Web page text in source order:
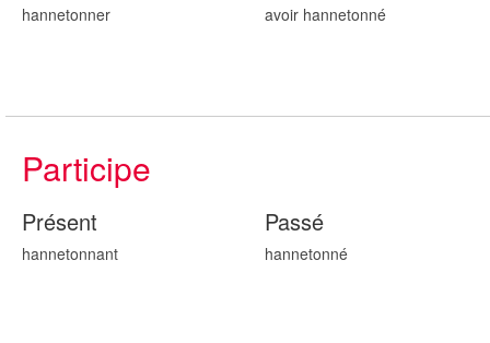
hannetonner avoir hannetonné
Participe
Présent
hannetonnant
Passé
hannetonné